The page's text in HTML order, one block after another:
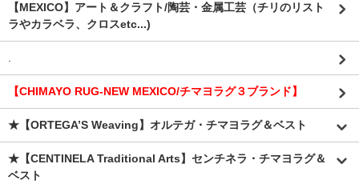
【MEXICO】アート＆クラフト/陶芸・金属工芸（チリのリスト
ラやカラベラ、クロスetc...)
【CHIMAYO RUG-NEW MEXICO/チマヨラグ３ブランド】
★【ORTEGA’S Weaving】オルテガ・チマヨラグ＆ベスト
★【CENTINELA Traditional Arts】センチネラ・チマヨラグ＆
ベスト